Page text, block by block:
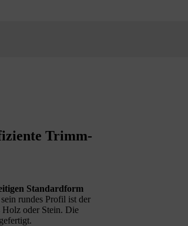
Trimm-
Standardform
rundes Profil ist der
Holz oder Stein. Die
gefertigt.